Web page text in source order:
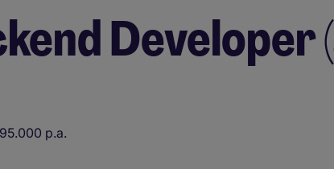
Developer
p.a.